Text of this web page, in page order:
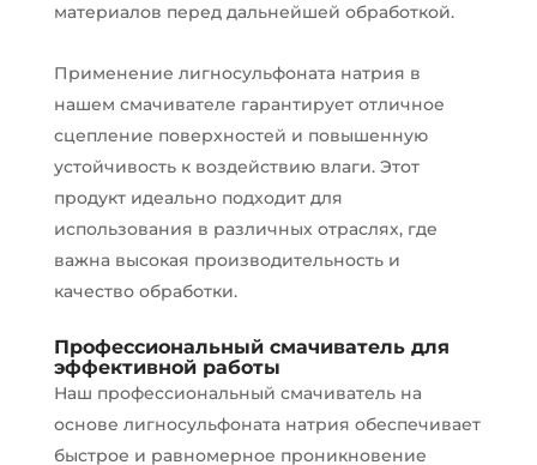
материалов перед дальнейшей обработкой.
Применение лигносульфоната натрия в
нашем смачивателе гарантирует отличное
сцепление поверхностей и повышенную
устойчивость к воздействию влаги. Этот
продукт идеально подходит для
использования в различных отраслях, где
важна высокая производительность и
качество обработки.
Профессиональный смачиватель для
эффективной работы
Наш профессиональный смачиватель на
основе лигносульфоната натрия обеспечивает
быстрое и равномерное проникновение